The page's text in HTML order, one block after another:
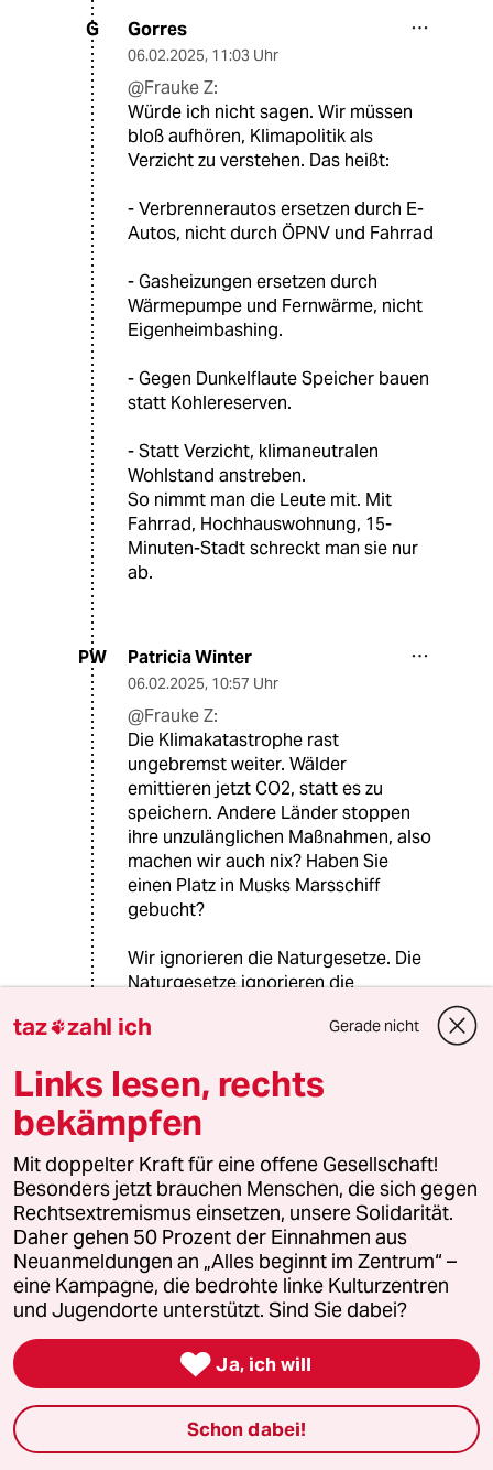
G Gorres
06.02.2025, 11:03 Uhr
@Frauke Z:
Würde ich nicht sagen. Wir müssen
bloß aufhören, Klimapolitik als
Verzicht zu verstehen. Das heißt:
- Verbrennerautos ersetzen durch E-
Autos, nicht durch ÖPNV und Fahrrad
- Gasheizungen ersetzen durch
Wärmepumpe und Fernwärme, nicht
Eigenheimbashing.
- Gegen Dunkelflaute Speicher bauen
statt Kohlereserven.
- Statt Verzicht, klimaneutralen
Wohlstand anstreben.
So nimmt man die Leute mit. Mit
Fahrrad, Hochhauswohnung, 15-
Minuten-Stadt schreckt man sie nur
ab.
PW Patricia Winter
06.02.2025, 10:57 Uhr
@Frauke Z:
Die Klimakatastrophe rast
ungebremst weiter. Wälder
emittieren jetzt CO2, statt es zu
speichern. Andere Länder stoppen
ihre unzulänglichen Maßnahmen, also
machen wir auch nix? Haben Sie
einen Platz in Musks Marsschiff
gebucht?
Wir ignorieren die Naturgesetze. Die
Naturgesetze ignorieren die
🤔
FZ Frauke Z
06.02.2025,18:56 Uhr
@Patricia Winter:
"Andere Länder stoppen ihre
unzulänglichen Maßnahmen, also
machen wir auch nix?"
Was schlagen Sie denn vor?
Sollen wir unsere Industrie vernichten
mit dem Erfolg, dass die USA, China
und Indien weniger für Öl und Gas
zahlen, dass sie umso mehr
taz zahl ich Gerade nicht
Links lesen, rechts
bekämpfen
Mit doppelter Kraft für eine offene Gesellschaft!
Besonders jetzt brauchen Menschen, die sich gegen
Rechtsextremismus einsetzen, unsere Solidarität.
Daher gehen 50 Prozent der Einnahmen aus
Neuanmeldungen an „Alles beginnt im Zentrum“ –
eine Kampagne, die bedrohte linke Kulturzentren
und Jugendorte unterstützt. Sind Sie dabei?
 Ja, ich will
Schon dabei!